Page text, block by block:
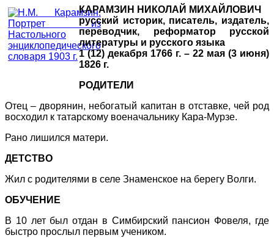
КАРАМЗИН НИКОЛАЙ МИХАЙЛОВИЧ
русский историк, писатель, издатель,
переводчик, реформатор русской
литературы и русского языка
1 (12) декабря 1766 г. – 22 мая (3 июня)
1826 г.
РОДИТЕЛИ
Отец – дворянин, небогатый капитан в отставке, чей род
восходил к татарскому военачальнику Кара-Мурзе.
Рано лишился матери.
ДЕТСТВО
Жил с родителями в селе Знаменское на берегу Волги.
ОБУЧЕНИЕ
В 10 лет был отдан в Симбирский пансион Фовеля, где
быстро прослыл первым учеником.